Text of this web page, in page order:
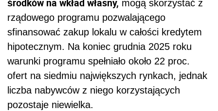
środków na wkład własny, mogą skorzystać z
rządowego programu pozwalającego
sfinansować zakup lokalu w całości kredytem
hipotecznym. Na koniec grudnia 2025 roku
warunki programu spełniało około 22 proc.
ofert na siedmiu największych rynkach, jednak
liczba nabywców z niego korzystających
pozostaje niewielka.